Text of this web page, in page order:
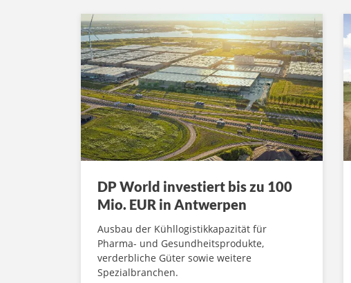
DP World investiert bis zu 100
Mio. EUR in Antwerpen
Ausbau der Kühllogistikkapazität für
Pharma- und Gesundheitsprodukte,
verderbliche Güter sowie weitere
Spezialbranchen.